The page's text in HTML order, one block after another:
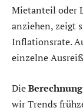
Mietanteil oder
anziehen, zeigt
Inflationsrate.
einzelne
Die
wir Trends